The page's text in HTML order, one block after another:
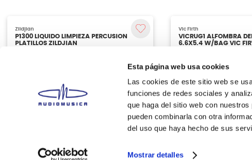
Esta página web usa cookies
Las cookies de este sitio web se
funciones de redes sociales y
que haga del sitio web con
pueden combinarla con otra
del uso que haya hecho de sus
Mostrar detalles
PLATILLOS ZILDJIAN
Vic Firth